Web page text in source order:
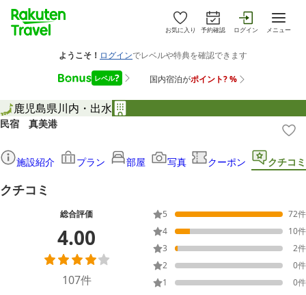
お気に入り 予約確認 ログイン メニュー
鹿児島県川内・出水
民宿 真美港
施設紹介 プラン 部屋 写真 クーポン クチコミ
クチコミ
総合評価
4.00
107件
5 72件
4
10件
3
2件
2
0件
1
0件